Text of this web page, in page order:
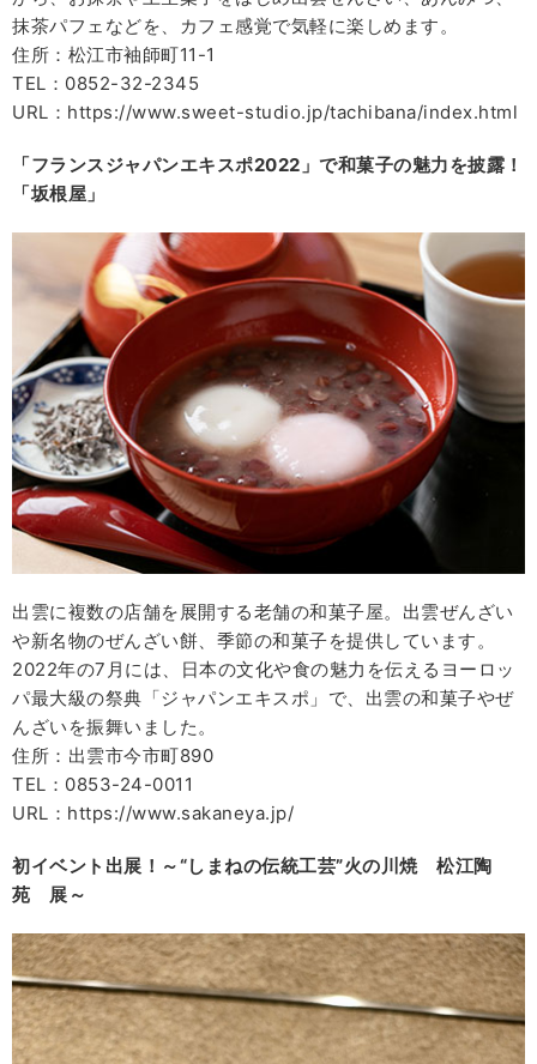
抹茶パフェなどを、カフェ感覚で気軽に楽しめます。
住所：松江市袖師町11-1
TEL：0852-32-2345
URL：https://www.sweet-studio.jp/tachibana/index.html
「フランスジャパンエキスポ2022」で和菓子の魅力を披露！
「坂根屋」
出雲に複数の店舗を展開する老舗の和菓子屋。出雲ぜんざい
や新名物のぜんざい餅、季節の和菓子を提供しています。
2022年の7月には、日本の文化や食の魅力を伝えるヨーロッ
パ最大級の祭典「ジャパンエキスポ」で、出雲の和菓子やぜ
んざいを振舞いました。
住所：出雲市今市町890
TEL：0853-24-0011
URL：https://www.sakaneya.jp/
初イベント出展！～“しまねの伝統工芸”火の川焼 松江陶
苑 展～